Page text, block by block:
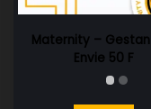
Maternity –
Envie 50 F